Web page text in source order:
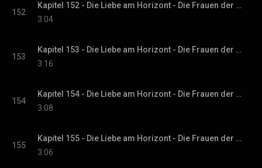
152
Kapitel 152 - Die Liebe am Horizont - Die Frauen der Villa Sommerwind, Band 3
3:04
153
Kapitel 153 - Die Liebe am Horizont - Die Frauen der Villa Sommerwind, Band 3
3:16
154
Kapitel 154 - Die Liebe am Horizont - Die Frauen der Villa Sommerwind, Band 3
3:08
155
Kapitel 155 - Die Liebe am Horizont - Die Frauen der Villa Sommerwind, Band 3
3:06